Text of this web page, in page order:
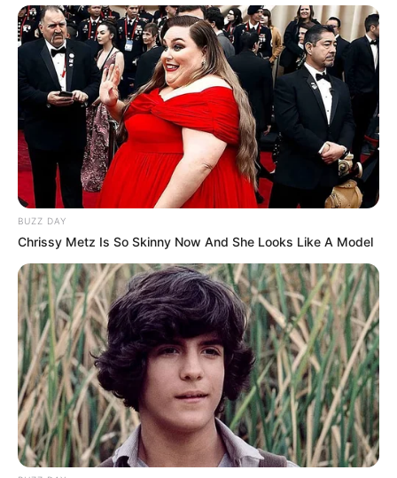
The wind changed direction and the man smelled a
specific sickening odor.
It was a heavy Swedish stench of decomposition
that could not be confused with the smell of a dead
animal.
Mark sharply ordered his son and wife to stand
back.
Without approaching the object closely, he took
out his pocket navigator and recorded the exact
coordinates of the find.
BUZZ DAY
Chrissy Metz Is So Skinny Now And She Looks Like A Model